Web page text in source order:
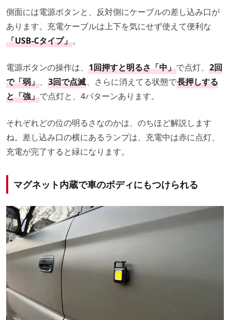
側面には電源ボタンと、反対側にケーブルの差し込み口が
あります。充電ケーブルは上下を気にせず使えて便利な
「USB-Cタイプ」。
電源ボタンの操作は、 1回押すと明るさ「中」で点灯、 2回
で「弱」、 3回で点滅、さらに消えてる状態で長押しする
と「強」で点灯と、4パターンあります。
それぞれどの位の明るさなのかは、のちほど解説します
ね。差し込み口の横にあるランプは、充電中は赤に点灯、
充電が完了すると緑になります。
マグネット内蔵で車のボディにもつけられる